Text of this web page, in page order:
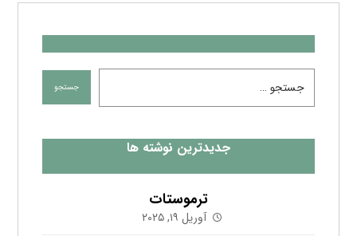
جدیدترین نوشته ها
ترموستات
آوریل ۱۹, ۲۰۲۵